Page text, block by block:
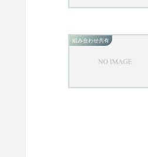
組み合わせ共有